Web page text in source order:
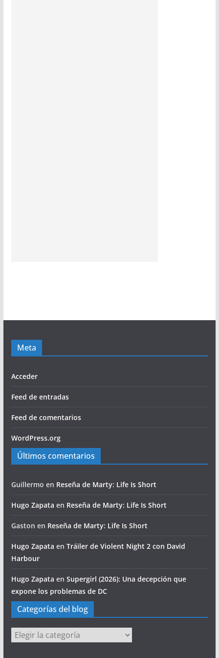
Meta
Acceder
Feed de entradas
Feed de comentarios
WordPress.org
Últimos comentarios
Guillermo en Reseña de Marty: Life Is Short
Hugo Zapata en Reseña de Marty: Life Is Short
Gaston en Reseña de Marty: Life Is Short
Hugo Zapata en Tráiler de Violent Night 2 con David
Harbour
Hugo Zapata en Supergirl (2026): Una decepción que
expone los problemas de DC
Categorías del blog
Categorías
del